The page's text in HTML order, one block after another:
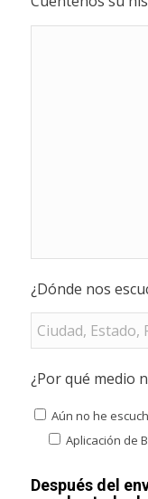
¿Dónde nos
¿Por qué medio
Aún no he
Aplicación de
Después del